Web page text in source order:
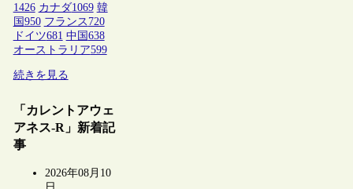
1426 カナダ1069 韓
国950 フランス 720
ドイツ681 中国638
オーストラリア599
続きを見る
「カレントアウェ
アネス-R」新着記
事
2026年08月10